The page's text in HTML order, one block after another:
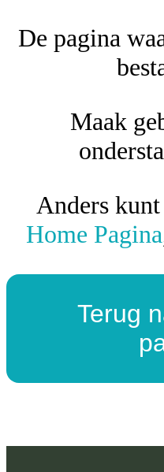
De pagina
Maak
Anders
Home Pagina
Terug